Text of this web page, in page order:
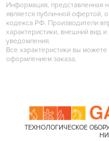
Информация, представленная
является публичной офертой,
кодекса РФ. Производители
характеристики, внешний вид
уведомления.
Все характеристики вы
оформлением заказа.
ТЕХНОЛОГИЧЕСКОЕ